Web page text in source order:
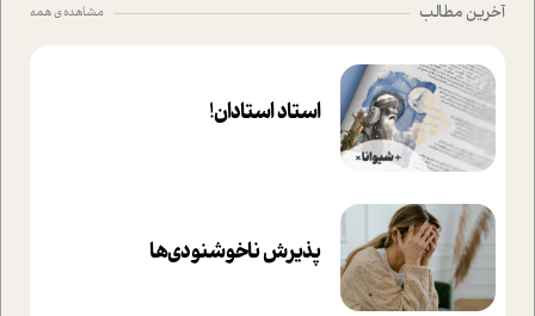
آخرین مطالب مشاهده ی همه
استاد استادان!
پذیرش ناخوشنودی‌ها